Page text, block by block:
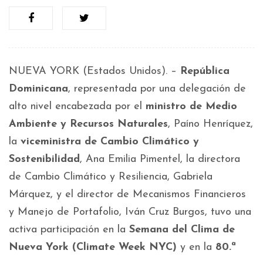
NUEVA YORK (Estados Unidos). – República
Dominicana, representada por una delegación de
alto nivel encabezada por el ministro de Medio
Ambiente y Recursos Naturales, Paíno Henríquez,
la viceministra de Cambio Climático y
Sostenibilidad, Ana Emilia Pimentel, la directora
de Cambio Climático y Resiliencia, Gabriela
Márquez, y el director de Mecanismos Financieros
y Manejo de Portafolio, Iván Cruz Burgos, tuvo una
activa participación en la Semana del Clima de
Nueva York (Climate Week NYC) y en la 80.ª